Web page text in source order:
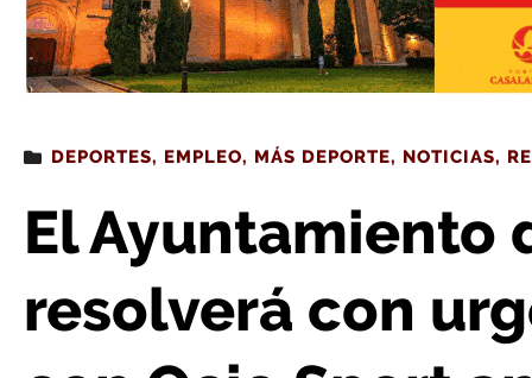
Estás leyendo : El Ayuntamiento de Logroño resolverá con urgencia los
DEPORTES, EMPLEO, MÁS DEPORTE, NOTICIAS,
El Ayuntamiento
resolverá con